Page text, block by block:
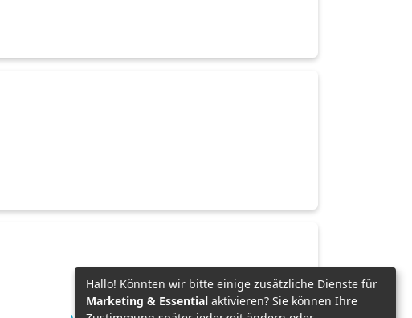
Hallo! Könnten wir bitte einige zusätzliche Dienste für
Marketing & Essential aktivieren? Sie können Ihre